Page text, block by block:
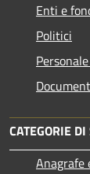
Enti e
Politici
CATEGORIE
Anagrafe